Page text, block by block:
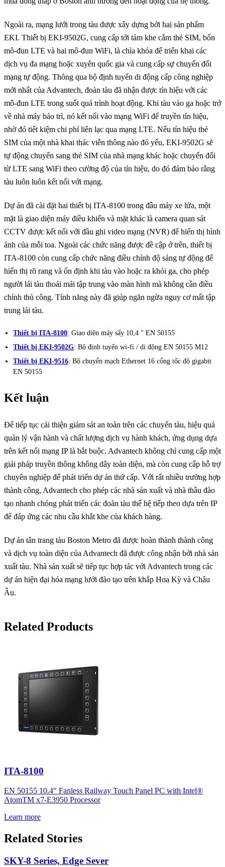
Ngoài ra, mạng lưới trong tàu được xây dựng bởi hai sản phẩm
EKI. Thiết bị EKI-9502G, cung cấp tới tám khe cắm thẻ SIM, bốn
mô-đun LTE và hai mô-đun WiFi, là chìa khóa để triển khai các
dịch vụ đa mạng hoặc xuyên quốc gia và cung cấp sự chuyển đổi
mạng tự động. Thông qua bộ định tuyến di động cấp công nghiệp
mới nhất của Advantech, đoàn tàu đã nhận được tín hiệu với các
mô-đun LTE trong suốt quá trình hoạt động. Khi tàu vào ga hoặc trở
về nhà máy bảo trì, nó kết nối vào mạng WiFi để truyền tín hiệu,
nhờ đó tiết kiệm chi phí liên lạc qua mạng LTE. Nếu tín hiệu thẻ
SIM của một nhà khai thác viễn thông nào đó yếu, EKI-9502G sẽ
tự động chuyển sang thẻ SIM của nhà mạng khác hoặc chuyển đổi
từ LTE sang WiFi theo cường độ của tín hiệu, do đó đảm bảo rằng
tàu luôn luôn kết nối với mạng.
Dự án đã cài đặt hai thiết bị ITA-8100 trong đầu máy xe lửa, một
mặt là giao diện máy điều khiển và mặt khác là camera quan sát
CCTV được kết nối với đầu ghi video mạng (NVR) để hiển thị hình
ảnh của mỗi toa. Ngoài các chức năng được đề cập ở trên, thiết bị
ITA-8100 còn cung cấp chức năng điều chỉnh độ sáng tự động để
hiển thị rõ rang và ổn định khi tàu vào hoặc ra khỏi ga, cho phép
người lái tàu thoải mái tập trung vào màn hình mà không cần điều
chỉnh thủ công. Tính năng này đã giúp ngăn ngừa nguy cơ mất tập
trung lái tàu.
Thiết bị ITA-8100: Giao diện máy sấy 10,4 " EN 50155
Thiết bị EKI-9502G: Bộ định tuyến wi-fi / di động EN 50155 M12
Thiết bị EKI-9516: Bộ chuyển mạch Ethernet 16 cổng tốc độ gigabit
EN 50155
Kết luận
Để tiếp tục cải thiện giám sát an toàn trên các chuyến tàu, hiệu quả
quản lý vận hành và chất lượng dịch vụ hành khách, ứng dụng dựa
trên kết nối mạng IP là bắt buộc. Advantech không chỉ cung cấp một
giải pháp truyền thông không dây toàn diện, mà còn cung cấp hỗ trợ
chuyên nghiệp để phát triển dự án thứ cấp. Với rất nhiều trường hợp
thành công, Advantech cho phép các nhà sản xuất và nhà thầu đào
tạo nhanh chóng phát triển các đoàn tàu thế hệ tiếp theo dựa trên IP
để đáp ứng các nhu cầu khắt khe của khách hàng.
Dự án tân trang tàu Boston Metro đã được hoàn thành thành công
và dịch vụ toàn diện của Advantech đã được công nhận bởi nhà sản
xuất tàu. Nhà sản xuất sẽ tiếp tục hợp tác với Advantech trong các
dự án hiện đại hóa mạng lưới đào tạo trên khắp Hoa Kỳ và Châu
Âu.
Related Products
ITA-8100
EN 50155 10.4" Fanless Railway Touch Panel PC with Intel®
AtomTM x7-E3950 Processor
Learn more
Related Stories
SKY-8 Series, Edge Sever